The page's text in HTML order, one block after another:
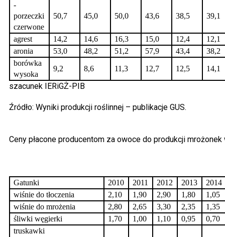
-
porzeczki
czerwone
50,7 45,0 50,0 43,6 38,5 39,1
agrest 14,2 14,6 16,3 15,0 12,4
12,1
aronia
53,0 48,2 51,2 57,9 43,4
38,2
borówka
wysoka
9,2 8,6 11,3 12,7 12,5 14,1
szacunek IERiGŻ-PIB
Źródło: Wyniki produkcji roślinnej – publikacje GUS.
Ceny płacone producentom za owoce do produkcji mrożonek
Gatunki 2010 2011 2012 2013
2014
wiśnie do tłoczenia
2,10 1,90 2,90 1,80
1,05
wiśnie do mrożenia
2,80 2,65 3,30 2,35
1,35
śliwki węgierki
1,70 1,00 1,10 0,95
0,70
truskawki